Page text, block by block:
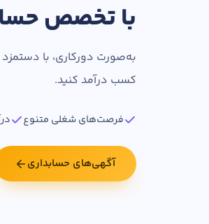
با تخصص
به‌صورت دورکاری، با
کسب درآمد کنید.
فرصت‌های شغلی متنوع
آگهی‌های حسابداری
در صورتی که